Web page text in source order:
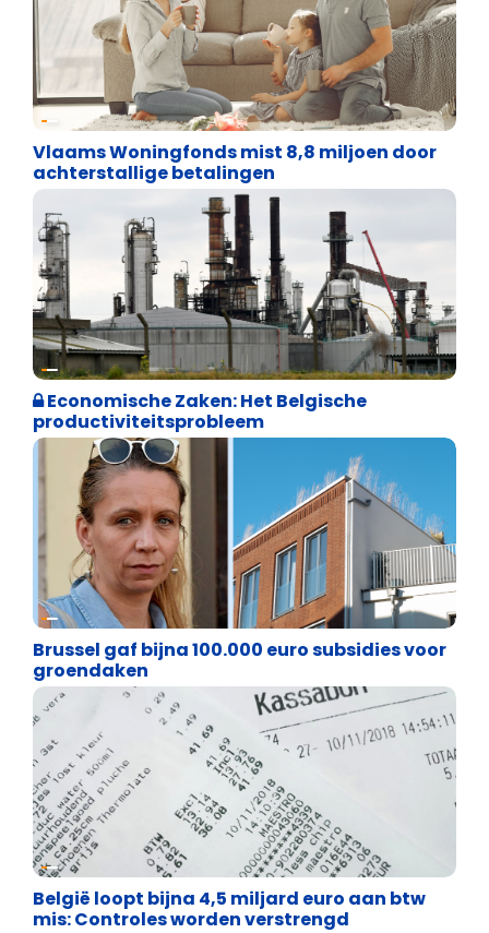
Financiële vrijheid
Vlaams Woningfonds mist 8,8 miljoen door
achterstallige betalingen
Financiële vrijheid
Economische Zaken: Het Belgische
productiviteitsprobleem
Financiële vrijheid
Brussel gaf bijna 100.000 euro subsidies voor
groendaken
Financiële vrijheid
België loopt bijna 4,5 miljard euro aan btw
mis: Controles worden verstrengd